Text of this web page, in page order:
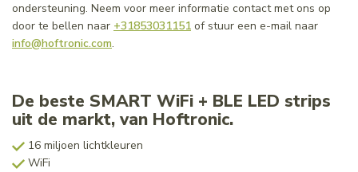
ondersteuning. Neem voor meer informatie contact met ons op
door te bellen naar +31853031151 of stuur een e-mail naar
info@hoftronic.com.
De beste SMART WiFi + BLE LED strips
uit de markt, van Hoftronic.
16 miljoen lichtkleuren
WiFi